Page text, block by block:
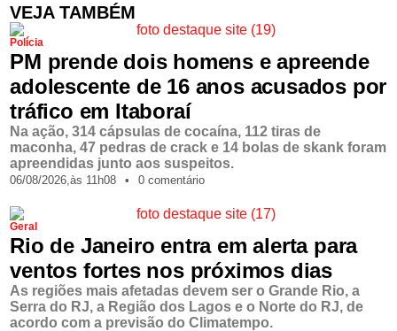
VEJA TAMBÉM
Polícia
PM prende dois homens e apreende
adolescente de 16 anos acusados por
tráfico em Itaboraí
Na ação, 314 cápsulas de cocaína, 112 tiras de
maconha, 47 pedras de crack e 14 bolas de skank foram
apreendidas junto aos suspeitos.
06/08/2026,às 11h08 • 0 comentário
Geral
Rio de Janeiro entra em alerta para
ventos fortes nos próximos dias
As regiões mais afetadas devem ser o Grande Rio, a
Serra do RJ, a Região dos Lagos e o Norte do RJ, de
acordo com a previsão do Climatempo.